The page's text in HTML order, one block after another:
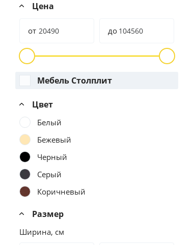
Цена
от до
Мебель Столплит
Цвет
Белый
Бежевый
Черный
Серый
Коричневый
Размер
Ширина, см